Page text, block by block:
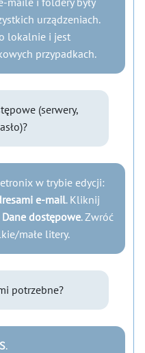
urządzeniach.
lokalnie i jest
przypadkach.
(serwery,
w trybie edycji:
e-mail. Kliknij
Dane dostępowe. Zwróć
małe litery.
potrzebne?
.